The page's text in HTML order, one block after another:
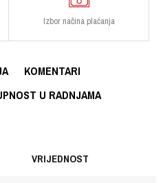
Izbor načina plaćanja
KOMENTARI
U RADNJAMA
VRIJEDNOST